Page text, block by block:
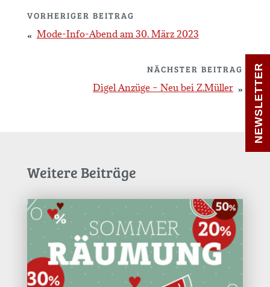
VORHERIGER BEITRAG
Mode-Info-Abend am 30. März 2023
NÄCHSTER BEITRAG
Digel Anzüge – Neu bei Z.Müller
Weitere Beiträge
NEWSLETTER